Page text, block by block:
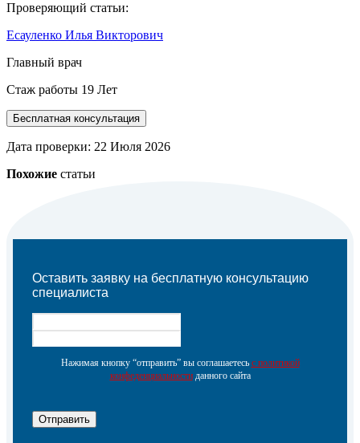
Проверяющий статьи:
Есауленко Илья Викторович
Главный врач
Стаж работы 19 Лет
Бесплатная консультация
Дата проверки: 22 Июля 2026
Похожие статьи
Оставить заявку на бесплатную консультацию
специалиста
Нажимая кнопку “отправить” вы соглашаетесь с политикой
конфеденциальностиданного сайта
Отправить